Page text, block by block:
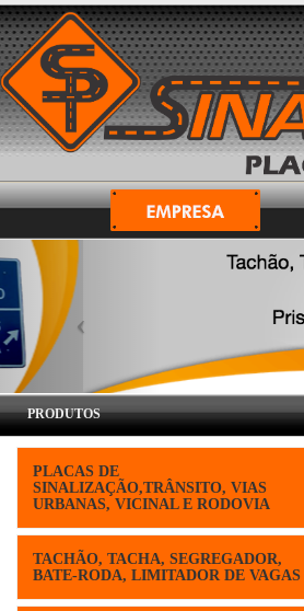
PRODUTOS
PLACAS DE
SINALIZAÇÃO,TRÂNSITO, VIAS
URBANAS, VICINAL E RODOVIA
TACHÃO, TACHA, SEGREGADOR,
BATE-RODA, LIMITADOR DE VAGAS